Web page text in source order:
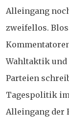
Alleingang
zweifellos.
Wahltaktik und
Parteien
Tagespolitik im
Alleingang der